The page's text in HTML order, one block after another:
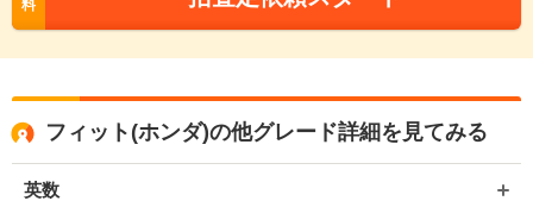
料
フィット(ホンダ)の他グレード詳細を見てみる
英数